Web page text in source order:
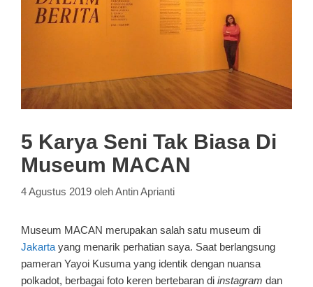
5 Karya Seni Tak Biasa Di
Museum MACAN
4 Agustus 2019 olehAntin Aprianti
Museum MACAN merupakan salah satu museum di
Jakarta yang menarik perhatian saya. Saat berlangsung
pameran Yayoi Kusuma yang identik dengan nuansa
polkadot, berbagai foto keren bertebaran di instagram dan